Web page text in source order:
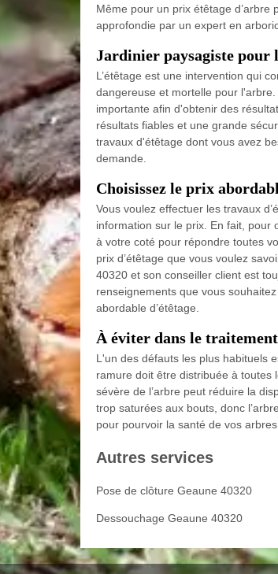
Même pour un prix étêtage d’arbre
approfondie par un expert en
Jardinier paysagiste pour
L’étêtage est une intervention qui
dangereuse et mortelle pour
importante afin d'obtenir des
résultats fiables et une grande
travaux d'étêtage dont vous avez
demande.
Choisissez le prix
Vous voulez effectuer les travaux
information sur le prix. En fait, pour
à votre coté pour répondre toutes
prix d’étêtage que vous voulez
40320 et son conseiller client est
renseignements que vous
abordable d’étêtage.
À éviter dans le
L'un des défauts les plus habituels
ramure doit être distribuée à toutes
sévère de l’arbre peut réduire la
trop saturées aux bouts, donc
pour pourvoir la santé de vos arbres.
Autres services
Pose de clôture Geaune 40320
Dessouchage Geaune 40320